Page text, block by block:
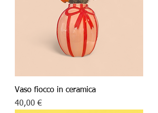
Vaso fiocco in ceramica
Price
40,00 €